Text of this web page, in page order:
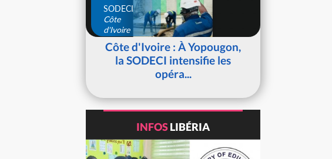
SODECI
Côte
d'Ivoire
Côte d'Ivoire : À Yopougon,
la SODECI intensifie les
opéra...
INFOSLIBÉRIA